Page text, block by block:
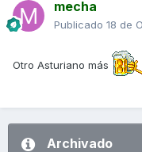
mecha
Publicado 18 de
Otro Asturiano más
Archivado